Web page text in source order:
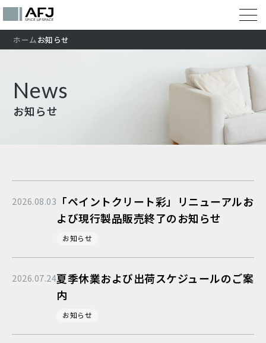
ホームお知らせ
News
お知らせ
2026.08.03 「ペイントクリート彩」リニューアルお
よび現行製品販売終了のお知らせ
お知らせ
2026.07.24夏季休業および出荷スケジュールのご案
内
お知らせ